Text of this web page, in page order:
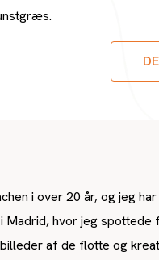
i over 20 år, og jeg
Madrid, hvor jeg
af de flotte og